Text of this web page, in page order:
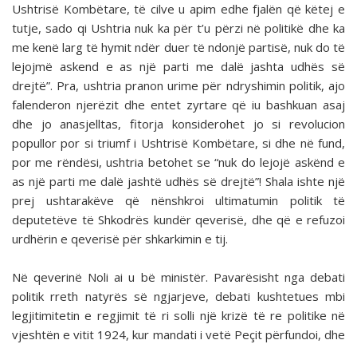
Ushtrisë Kombëtare, të cilve u apim edhe fjalën që këtej e
tutje, sado qi Ushtria nuk ka për t’u përzi në politikë dhe ka
me kenë larg të hymit ndër duer të ndonjë partisë, nuk do të
lejojmë askend e as një parti me dalë jashta udhës së
drejtë”. Pra, ushtria pranon urime për ndryshimin politik, ajo
falenderon njerëzit dhe entet zyrtare që iu bashkuan asaj
dhe jo anasjelltas, fitorja konsiderohet jo si revolucion
popullor por si triumf i Ushtrisë Kombëtare, si dhe në fund,
por me rëndësi, ushtria betohet se “nuk do lejojë askënd e
as një parti me dalë jashtë udhës së drejtë”! Shala ishte një
prej ushtarakëve që nënshkroi ultimatumin politik të
deputetëve të Shkodrës kundër qeverisë, dhe që e refuzoi
urdhërin e qeverisë për shkarkimin e tij.
Në qeverinë Noli ai u bë ministër. Pavarësisht nga debati
politik rreth natyrës së ngjarjeve, debati kushtetues mbi
legjitimitetin e regjimit të ri solli një krizë të re politike në
vjeshtën e vitit 1924, kur mandati i vetë Peçit përfundoi, dhe